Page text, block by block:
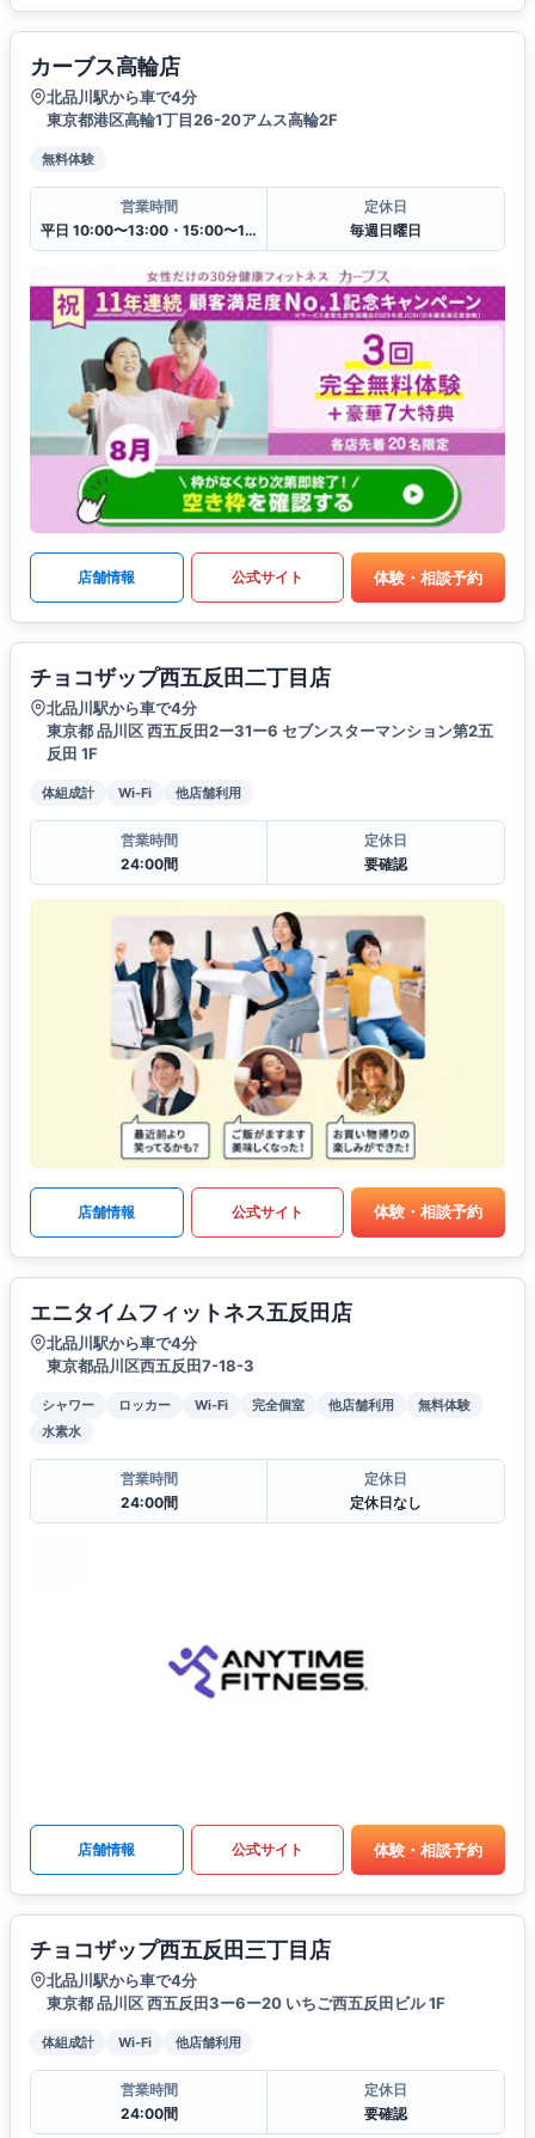
カーブス高輪店
北品川駅から車で4分
東京都港区高輪1丁目26-20アムス高輪2F
無料体験
営業時間
平日 10:00〜13:00・15:00〜19:00
定休日
毎週日曜日
店舗情報 公式サイト 体験・相談予約
チョコザップ西五反田二丁目店
北品川駅から車で4分
東京都 品川区 西五反田2ー31ー6 セブンスターマンション第2五
反田 1F
体組成計 Wi-Fi 他店舗利用
営業時間
24:00間
定休日
要確認
店舗情報 公式サイト 体験・相談予約
エニタイムフィットネス五反田店
北品川駅から車で4分
東京都品川区西五反田7-18-3
シャワー ロッカー Wi-Fi 完全個室 他店舗利用
無料体験
水素水
営業時間
24:00間
定休日
定休日なし
店舗情報 公式サイト 体験・相談予約
チョコザップ西五反田三丁目店
北品川駅から車で4分
東京都 品川区 西五反田3ー6ー20 いちご西五反田ビル 1F
体組成計 Wi-Fi 他店舗利用
営業時間
24:00間
定休日
要確認